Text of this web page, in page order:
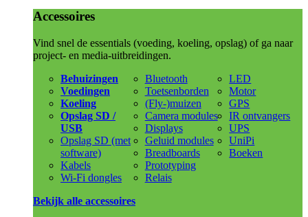
Accessoires
Vind snel de essentials (voeding, koeling, opslag) of ga naar
project- en media-uitbreidingen.
Behuizingen
Voedingen
Koeling
Opslag SD /
USB
Opslag SD (met
software)
Kabels
Wi-Fi dongles
Bluetooth
Toetsenborden
(Fly-)muizen
Camera modules
Displays
Geluid modules
Breadboards
Prototyping
Relais
LED
Motor
GPS
IR ontvangers
UPS
UniPi
Boeken
Bekijk alle accessoires